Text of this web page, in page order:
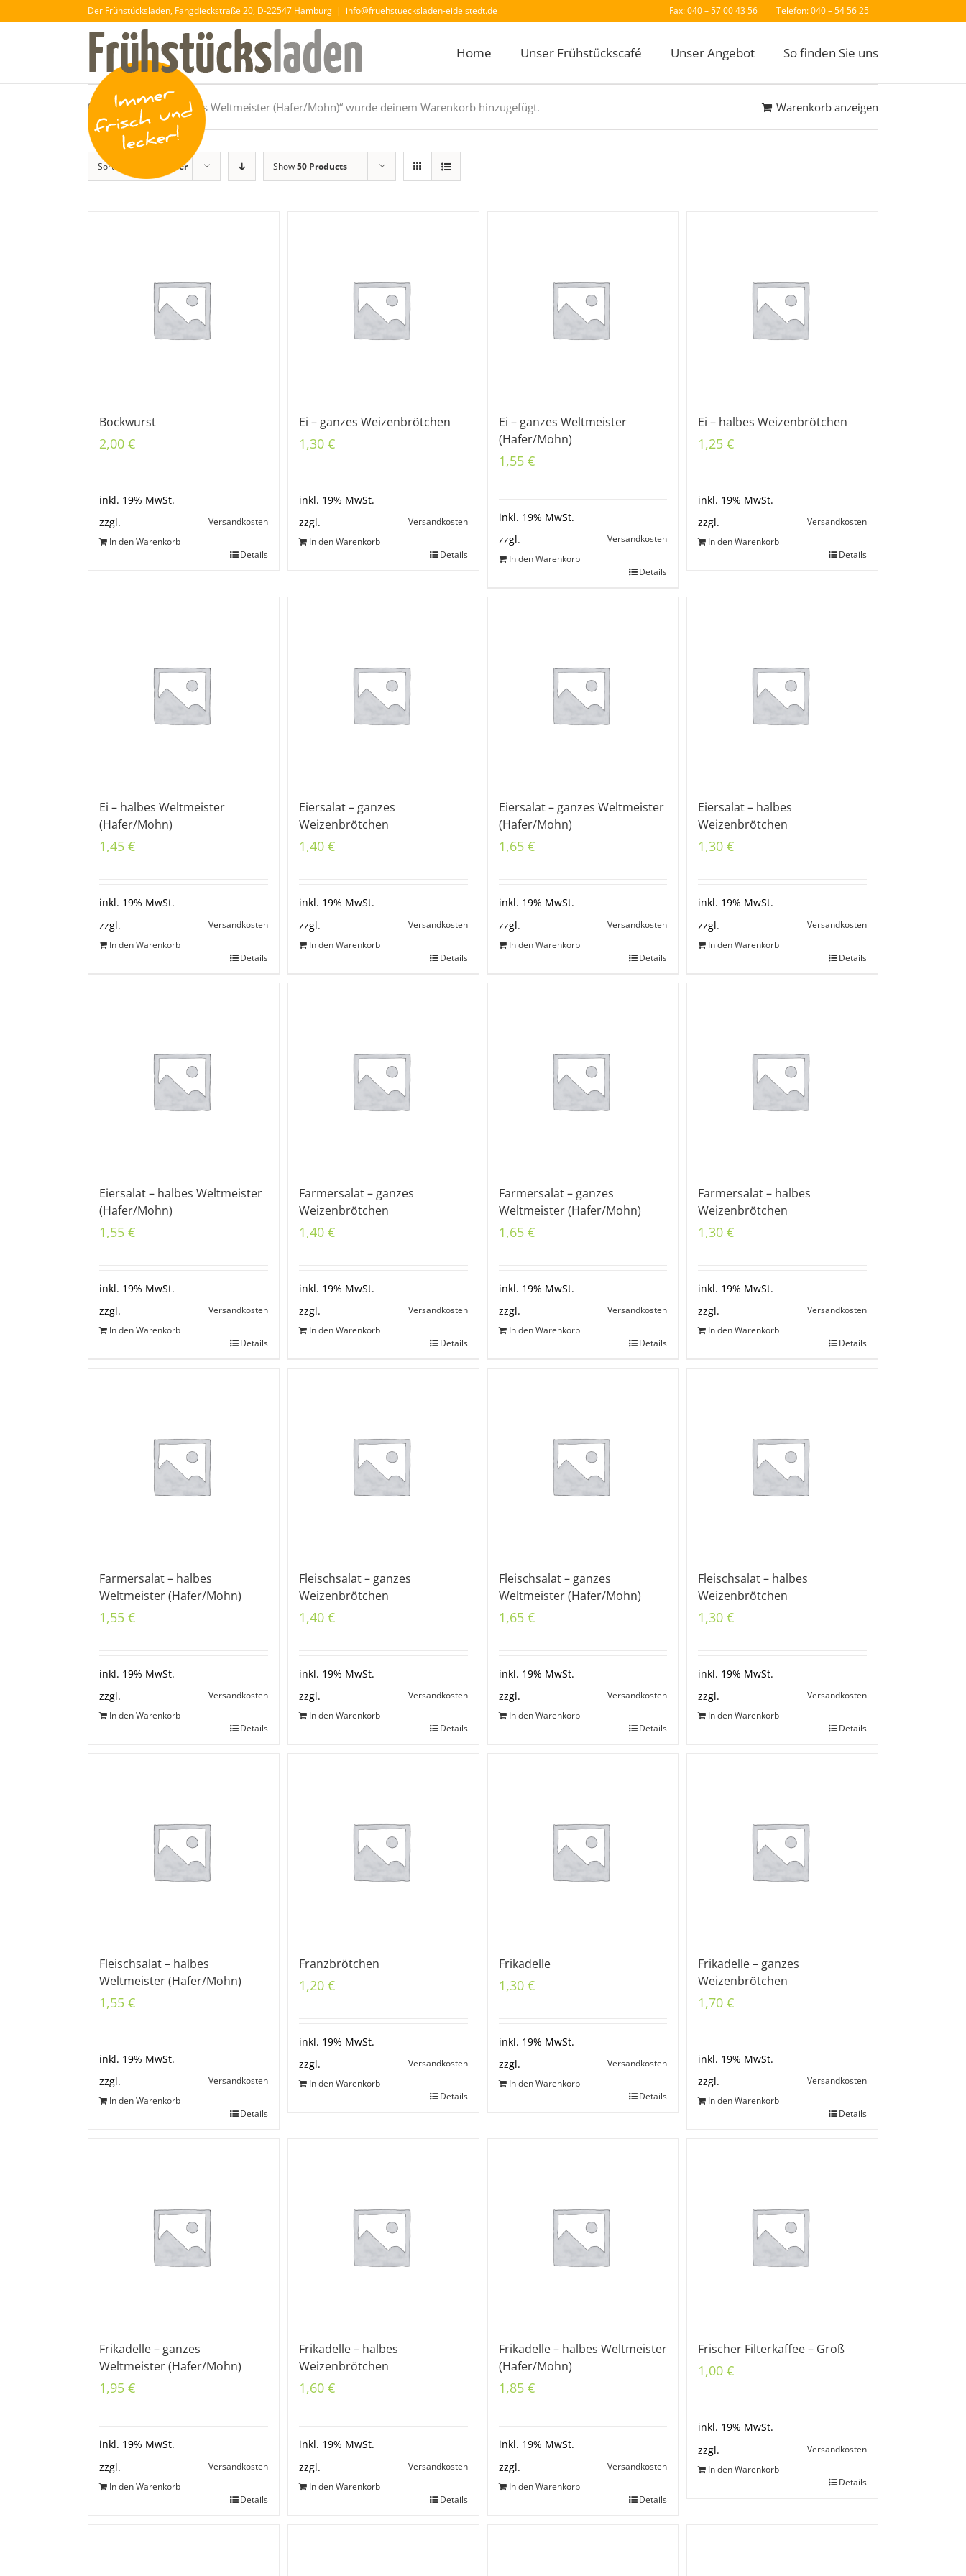
Der Frühstücksladen, Fangdieckstraße 20, D-22547 Hamburg | info@fruehstuecksladen-eidelstedt.de Fax: 040 – 57 00 43 56 Telefon: 040 – 54 56 25
Home Unser Frühstückscafé Unser Angebot So finden Sie uns
Warenkorb anzeigen
„Farmersalat – halbes Weltmeister (Hafer/Mohn)“ wurde deinem Warenkorb hinzugefügt.
Sort by Default Order Show50 Products
Bockwurst
2,00 €
inkl. 19% MwSt.
zzgl.
Versandkosten
In den Warenkorb
Details
Ei – ganzes Weizenbrötchen
1,30 €
inkl. 19% MwSt.
zzgl.
Versandkosten
In den Warenkorb
Details
Ei – ganzes Weltmeister
(Hafer/Mohn)
1,55 €
inkl. 19% MwSt.
zzgl.
Versandkosten
In den Warenkorb
Details
Ei – halbes Weizenbrötchen
1,25€
inkl. 19% MwSt.
zzgl.
Versandkosten
In den Warenkorb
Details
Ei – halbes Weltmeister
(Hafer/Mohn)
1,45 €
inkl. 19% MwSt.
zzgl.
Versandkosten
In den Warenkorb
Details
Eiersalat – ganzes
Weizenbrötchen
1,40 €
inkl. 19% MwSt.
zzgl.
Versandkosten
In den Warenkorb
Details
Eiersalat – ganzes Weltmeister
(Hafer/Mohn)
1,65 €
inkl. 19% MwSt.
zzgl.
Versandkosten
In den Warenkorb
Details
Eiersalat – halbes
Weizenbrötchen
1,30€
inkl. 19% MwSt.
zzgl.
Versandkosten
In den Warenkorb
Details
Eiersalat – halbes Weltmeister
(Hafer/Mohn)
1,55 €
inkl. 19% MwSt.
zzgl.
Versandkosten
In den Warenkorb
Details
Farmersalat – ganzes
Weizenbrötchen
1,40 €
inkl. 19% MwSt.
zzgl.
Versandkosten
In den Warenkorb
Details
Farmersalat – ganzes
Weltmeister (Hafer/Mohn)
1,65 €
inkl. 19% MwSt.
zzgl.
Versandkosten
In den Warenkorb
Details
Farmersalat – halbes
Weizenbrötchen
1,30€
inkl. 19% MwSt.
zzgl.
Versandkosten
In den Warenkorb
Details
Farmersalat – halbes
Weltmeister (Hafer/Mohn)
1,55 €
inkl. 19% MwSt.
zzgl.
Versandkosten
In den Warenkorb
Details
Fleischsalat – ganzes
Weizenbrötchen
1,40 €
inkl. 19% MwSt.
zzgl.
Versandkosten
In den Warenkorb
Details
Fleischsalat – ganzes
Weltmeister (Hafer/Mohn)
1,65 €
inkl. 19% MwSt.
zzgl.
Versandkosten
In den Warenkorb
Details
Fleischsalat – halbes
Weizenbrötchen
1,30€
inkl. 19% MwSt.
zzgl.
Versandkosten
In den Warenkorb
Details
Fleischsalat – halbes
Weltmeister (Hafer/Mohn)
1,55 €
inkl. 19% MwSt.
zzgl.
Versandkosten
In den Warenkorb
Details
Franzbrötchen
1,20 €
inkl. 19% MwSt.
zzgl.
Versandkosten
In den Warenkorb
Details
Frikadelle
1,30 €
inkl. 19% MwSt.
zzgl.
Versandkosten
In den Warenkorb
Details
Frikadelle – ganzes
Weizenbrötchen
1,70€
inkl. 19% MwSt.
zzgl.
Versandkosten
In den Warenkorb
Details
Frikadelle – ganzes
Weltmeister (Hafer/Mohn)
1,95 €
inkl. 19% MwSt.
zzgl.
Versandkosten
In den Warenkorb
Details
Frikadelle – halbes
Weizenbrötchen
1,60 €
inkl. 19% MwSt.
zzgl.
Versandkosten
In den Warenkorb
Details
Frikadelle – halbes Weltmeister
(Hafer/Mohn)
1,85 €
inkl. 19% MwSt.
zzgl.
Versandkosten
In den Warenkorb
Details
Frischer Filterkaffee – Groß
1,00€
inkl. 19% MwSt.
zzgl.
Versandkosten
In den Warenkorb
Details